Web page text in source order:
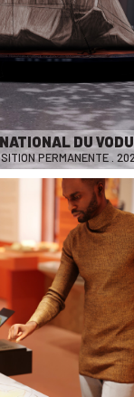
DU
PERMANENTE .